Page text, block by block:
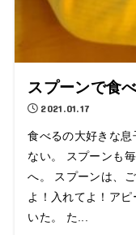
スプーンで食
2021.01.17
食べるの大好きな
ない。 スプーンも
へ。 スプーンは、
よ！入れてよ！ア
いた。 た...